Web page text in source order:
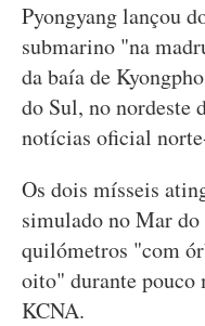
Pyongyang lançou
submarino "na
da baía de
do Sul, no nordeste
notícias oficial
Os dois mísseis
simulado no Mar do
quilómetros "com
oito" durante pouco
KCNA.